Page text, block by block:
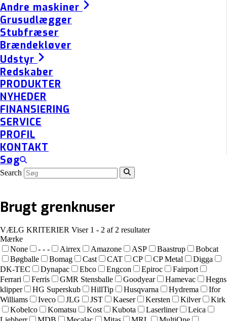
Andre maskiner
Grusudlægger
Stubfræser
Brændekløver
Udstyr
Redskaber
PRODUKTER
NYHEDER
FINANSIERING
SERVICE
PROFIL
KONTAKT
Søg
Search
Brugt grenknuser
VÆLG KRITERIER Viser 1 - 2 af 2 resultater
Mærke
None
- - - Airrex Amazone ASP Baastrup
Bobcat
Bøgballe
Bomag Cast CAT CP CP Metal
Digga
DK-TEC
Dynapac Ebco Engcon Epiroc
Fairport
Ferrari
Ferris GMR Stensballe Goodyear Hamevac
Hegns
klipper
HG Superskub HillTip Husqvarna Hydrema
Ifor
Williams
Iveco JLG JST Kaeser Kersten Kilver
Kirk
Kobelco
Komatsu Kost Kubota Laserliner
Leica